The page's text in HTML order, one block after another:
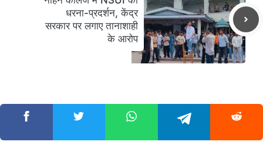
धरना-प्रदर्शन, केंद्र
सरकार पर लगाए तानाशाही
के आरोप